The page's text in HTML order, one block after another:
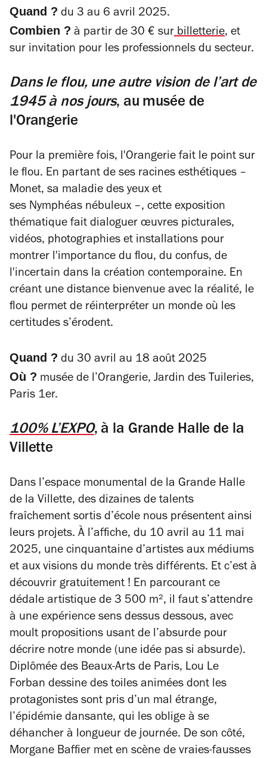
Quand ? du 3 au 6 avril 2025.
Combien ? à partir de 30 € surbilletterie, et
sur invitation pour les professionnels du secteur.
Dans le flou, une autre vision de l’art de
1945 à nos jours, au musée de
l'Orangerie
Pour la première fois, l'Orangerie fait le point sur
le flou. En partant de ses racines esthétiques –
Monet, sa maladie des yeux et
ses Nymphéas nébuleux –, cette exposition
thématique fait dialoguer œuvres picturales,
vidéos, photographies et installations pour
montrer l'importance du flou, du confus, de
l'incertain dans la création contemporaine. En
créant une distance bienvenue avec la réalité, le
flou permet de réinterpréter un monde où les
certitudes s’érodent.
Quand ? du 30 avril au 18 août 2025
Où ? musée de l’Orangerie, Jardin des Tuileries,
Paris 1er.
100% L’EXPO, à la Grande Halle de la
Villette
Dans l’espace monumental de la Grande Halle
de la Villette, des dizaines de talents
fraîchement sortis d’école nous présentent ainsi
leurs projets. À l’affiche, du 10 avril au 11 mai
2025, une cinquantaine d’artistes aux médiums
et aux visions du monde très différents. Et c’est à
découvrir gratuitement ! En parcourant ce
dédale artistique de 3 500 m², il faut s’attendre
à une expérience sens dessus dessous, avec
moult propositions usant de l’absurde pour
décrire notre monde (une idée pas si absurde).
Diplômée des Beaux-Arts de Paris, Lou Le
Forban dessine des toiles animées dont les
protagonistes sont pris d’un mal étrange,
l’épidémie dansante, qui les oblige à se
déhancher à longueur de journée. De son côté,
Morgane Baffier met en scène de vraies-fausses